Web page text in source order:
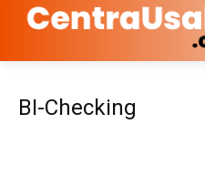
BI-Checking